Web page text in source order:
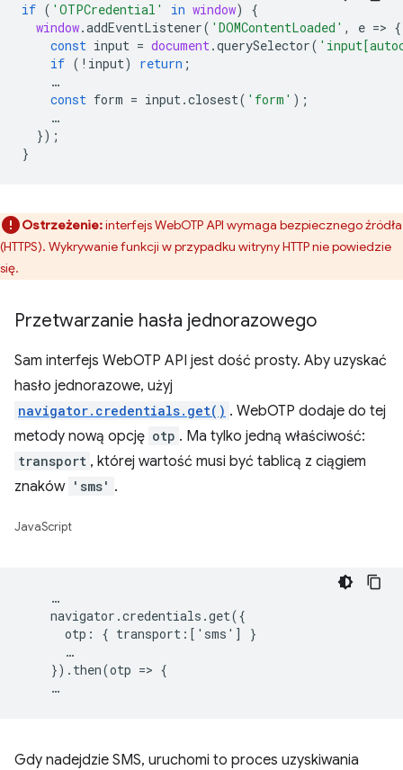
if ( 'OTPCredential' in window)
{
window.addEventListener( 'DOMContentLoaded' , e => {
const input = document.querySelector(
if ( ! input) return ;
…
const form = input.closest( 'form' );
…
});
}
Ostrzeżenie:interfejs WebOTP API wymaga bezpiecznego źródła
(HTTPS). Wykrywanie funkcji w przypadku witryny HTTP nie powiedzie
się.
Przetwarzanie hasła jednorazowego
Sam interfejs WebOTP API jest dość prosty. Aby uzyskać
hasło jednorazowe, użyj
navigator.credentials.get() . WebOTP dodaje do tej
metody nową opcję otp . Ma tylko jedną właściwość:
transport , której wartość musi być tablicą z ciągiem
znaków 'sms' .
JavaScript
    …
    navigator.credentials.get({
      otp: { transport:['sms'] }
      …
    }).then(otp => {
Gdy nadejdzie SMS, uruchomi to proces uzyskiwania